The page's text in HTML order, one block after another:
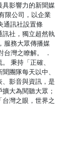
影響力的新聞媒
限公司，以企業
通訊社設置條
社，獨立超然執
服務大眾傳播媒
灣之瞭解。 ．
秉持「正確、
團隊每天以中、
影音與資訊，是
大為閱聽大眾；
灣之眼，世界之